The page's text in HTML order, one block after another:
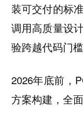
装可交付的标
调用高质量设
验跨越代码门
2026年底前，
方案构建，全